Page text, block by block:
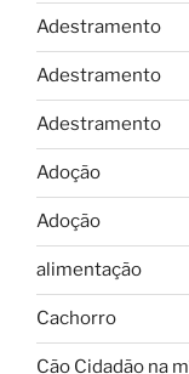
Adestramento
Adestramento
Adestramento
Adoção
Adoção
alimentação
Cachorro
Cão Cidadão na